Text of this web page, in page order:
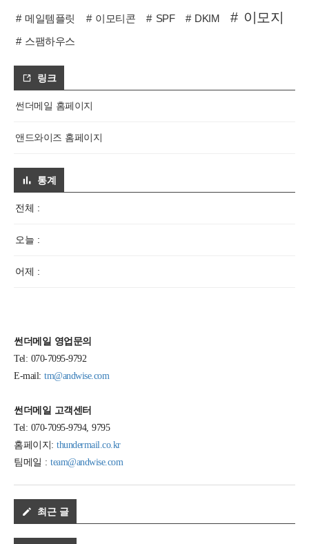
메일템플릿 이모티콘 SPF DKIM 이모지
스팸하우스
링크
썬더메일 홈페이지
앤드와이즈 홈페이지
통계
전체 :
오늘 :
어제 :
썬더메일 영업문의
Tel: 070-7095-9792
E-mail: tm@andwise.com
썬더메일 고객센터
Tel: 070-7095-9794, 9795
홈페이지: thundermail.co.kr
팀메일 : team@andwise.com
최근 글